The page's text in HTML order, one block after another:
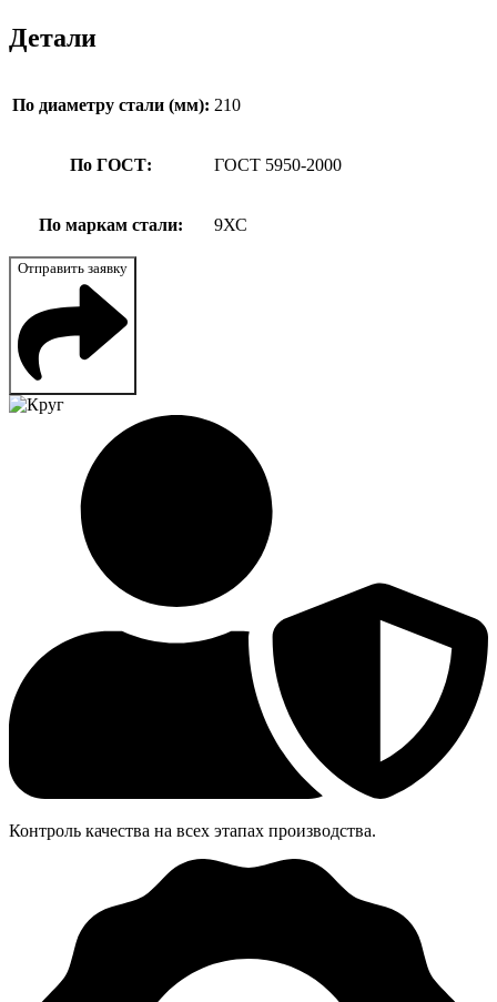
Детали
По диаметру стали (мм): 210
По ГОСТ: ГОСТ 5950-2000
По маркам стали: 9ХС
Отправить заявку
Контроль качества на всех этапах производства.